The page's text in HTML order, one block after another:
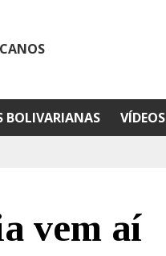
BOLIVARIANAS VÍDEOS
vem aí